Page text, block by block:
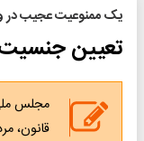
یک ممنوعیت عجیب در
تعیین
قانون،